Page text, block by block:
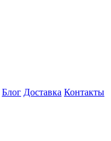
Блог Доставка Контакты